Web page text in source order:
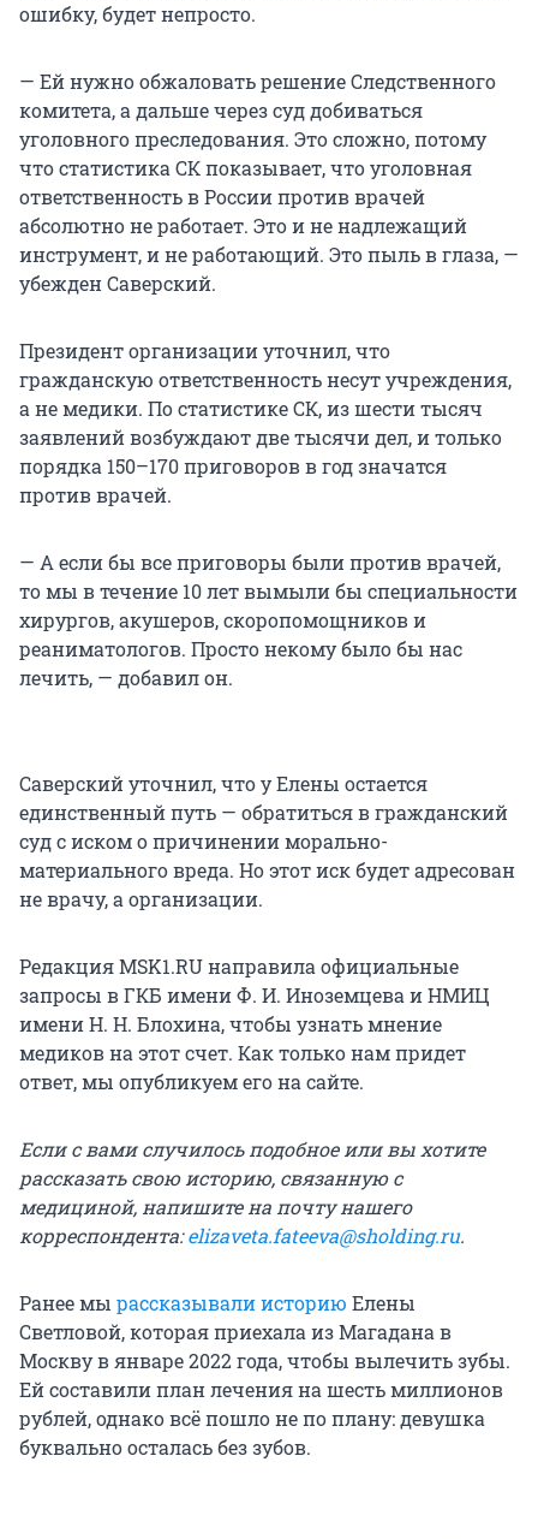
ошибку, будет непросто.
— Ей нужно обжаловать решение Следственного
комитета, а дальше через суд добиваться
уголовного преследования. Это сложно, потому
что статистика СК показывает, что уголовная
ответственность в России против врачей
абсолютно не работает. Это и не надлежащий
инструмент, и не работающий. Это пыль в глаза, —
убежден Саверский.
Президент организации уточнил, что
гражданскую ответственность несут учреждения,
а не медики. По статистике СК, из шести тысяч
заявлений возбуждают две тысячи дел, и только
порядка 150–170 приговоров в год значатся
против врачей.
— А если бы все приговоры были против врачей,
то мы в течение 10 лет вымыли бы специальности
хирургов, акушеров, скоропомощников и
реаниматологов. Просто некому было бы нас
лечить, — добавил он.
Саверский уточнил, что у Елены остается
единственный путь — обратиться в гражданский
суд с иском о причинении морально-
материального вреда. Но этот иск будет адресован
не врачу, а организации.
Редакция MSK1.RU направила официальные
запросы в ГКБ имени Ф. И. Иноземцева и НМИЦ
имени Н. Н. Блохина, чтобы узнать мнение
медиков на этот счет. Как только нам придет
ответ, мы опубликуем его на сайте.
Если с вами случилось подобное или вы хотите
рассказать свою историю, связанную с
медициной, напишите на почту нашего
корреспондента:elizaveta.fateeva@sholding.ru.
Ранее мы рассказывали историю Елены
Светловой, которая приехала из Магадана в
Москву в январе 2022 года, чтобы вылечить зубы.
Ей составили план лечения на шесть миллионов
рублей, однако всё пошло не по плану: девушка
буквально осталась без зубов.